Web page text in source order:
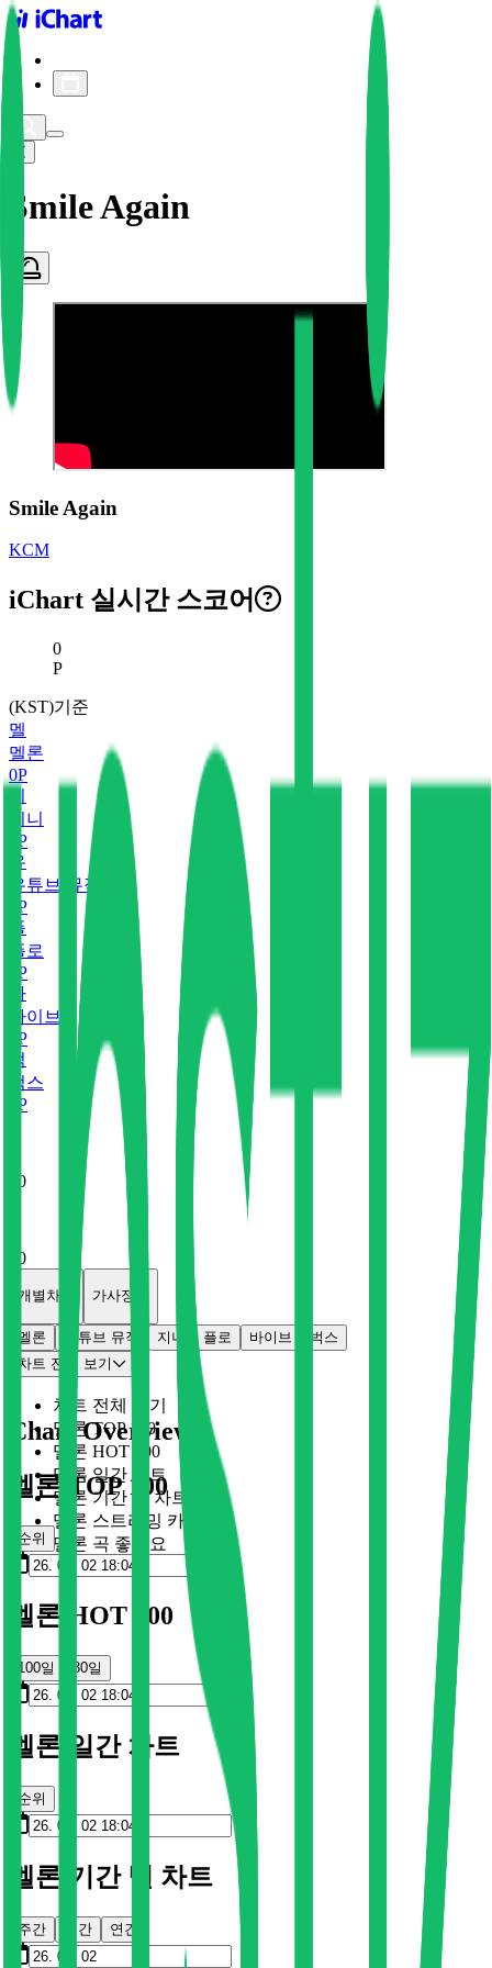
iChart logo
Smile Again
Smile Again
KCM
iChart 실시간 스코어
현재 스코어
0
P
(KST)기준
멜
멜론
0P
지니
P
유
유튜브 뮤직
P
플
플로
P
바
바이브
P
벅
벅스
P
0
0
개별차트 가사정보
멜론 유튜브 뮤직 지니 플로 바이브
벅스
차트 전체 보기
차트 전체 보기
멜론 TOP 100
멜론 HOT 100
멜론 일간 차트
멜론 기간 별 차트
멜론 스트리밍 카드
멜론 곡 좋아요
Chart Overview
멜론 TOP 100
순위
멜론 HOT 100
100일 30일
멜론 일간 차트
순위
멜론 기간 별 차트
주간 월간 연간